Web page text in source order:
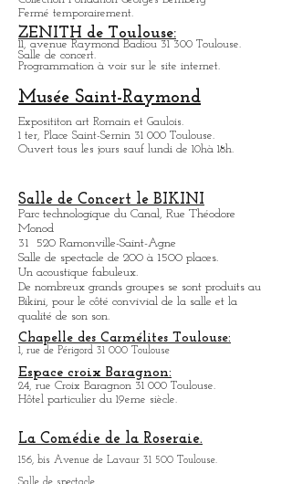
De 9h à 4h00 tous les jours.
Infos: casinosbarriere.com
Hôtel d'Assézat
Collection Fondation Georges Bemberg
Fermé temporairement.
ZENITH de Toulouse:
11, avenue Raymond Badiou 31 300 Toulouse.
Salle de concert.
Programmation à voir sur le site internet.
Musée Saint-Raymond
Exposititon art Romain et Gaulois.
1 ter, Place Saint-Sernin 31 000 Toulouse.
Ouvert tous les jours sauf lundi de 10hà 18h.
Salle de Concert le BIKINI
Parc technologique du Canal, Rue Théodore
Monod
31 520 Ramonville-Saint-Agne
Salle de spectacle de 200 à 1500 places.
Un acoustique fabuleux.
De nombreux grands groupes se sont produits au
Bikini, pour le côté convivial de la salle et la
qualité de son son.
Chapelle des Carmélites Toulouse:
1, rue de Périgord 31 000 Toulouse
Espace croix Baragnon:
24, rue Croix Baragnon 31 000 Toulouse.